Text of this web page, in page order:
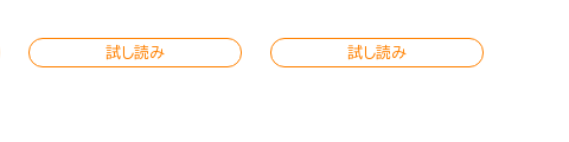
試し読み 試し読み